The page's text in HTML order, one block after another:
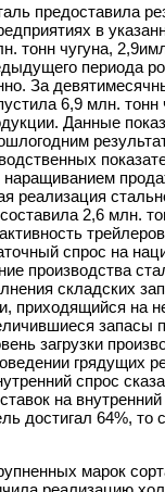
предоставила
в
тонн чугуна,
периода
За
6,9 млн. тонн
Данные
наращиванием
реализация
2,6 млн.
спрос на
производства
складских
приходящийся на
запасы
загрузки
грядущих
спрос
на
достигал 64%, то
марок